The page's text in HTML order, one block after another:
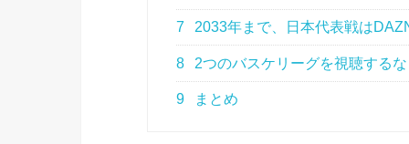
7 2033年まで、日本代表戦は
8 2つのバスケリーグを視聴する
9 まとめ